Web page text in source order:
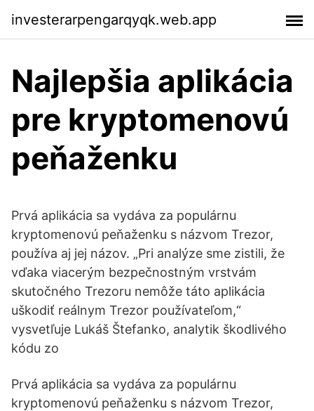
investerarpengarqyqk.web.app
Najlepšia aplikácia
pre kryptomenovú
peňaženku
Prvá aplikácia sa vydáva za populárnu
kryptomenovú peňaženku s názvom Trezor,
používa aj jej názov. „Pri analýze sme zistili, že
vďaka viacerým bezpečnostným vrstvám
skutočného Trezoru nemôže táto aplikácia
uškodiť reálnym Trezor používateľom,“
vysvetľuje Lukáš Štefanko, analytik škodlivého
kódu zo
Prvá aplikácia sa vydáva za populárnu
kryptomenovú peňaženku s názvom Trezor,